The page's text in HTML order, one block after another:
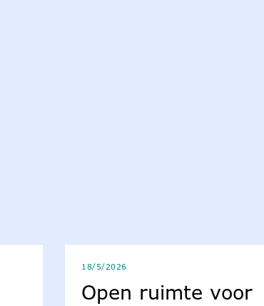
18/5/2026
Open ruimte voor